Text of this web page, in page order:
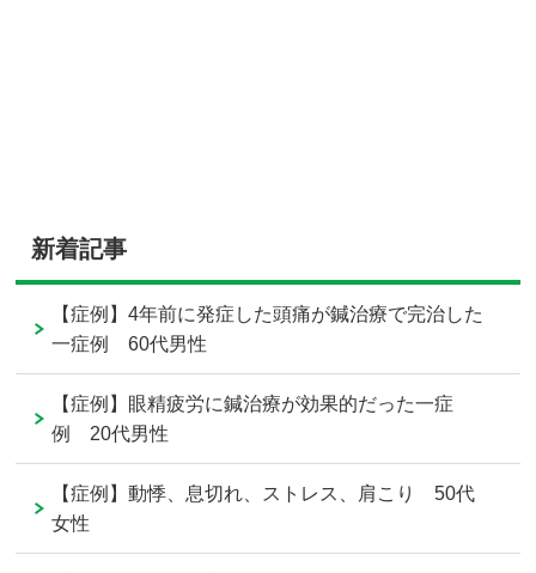
新着記事
【症例】4年前に発症した頭痛が鍼治療で完治した
一症例 60代男性
【症例】眼精疲労に鍼治療が効果的だった一症
例 20代男性
【症例】動悸、息切れ、ストレス、肩こり 50代
女性